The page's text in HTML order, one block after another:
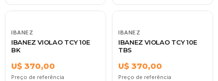
IBANEZ
IBANEZ VIOLAO TCY 10E
BK
U$ 370,00
Preço de referência
IBANEZ
IBANEZ VIOLAO TCY 10E
TBS
U$ 370,00
Preço de referência